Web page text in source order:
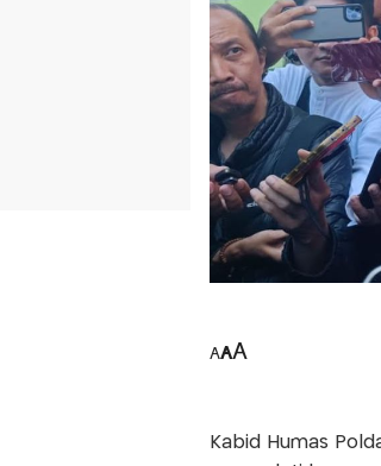
AAA
Kabid Humas